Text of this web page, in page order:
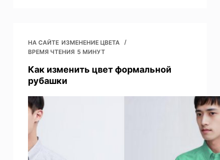
НА САЙТЕ ИЗМЕНЕНИЕ ЦВЕТА
ВРЕМЯ ЧТЕНИЯ 5 МИНУТ
Как изменить цвет формальной
рубашки